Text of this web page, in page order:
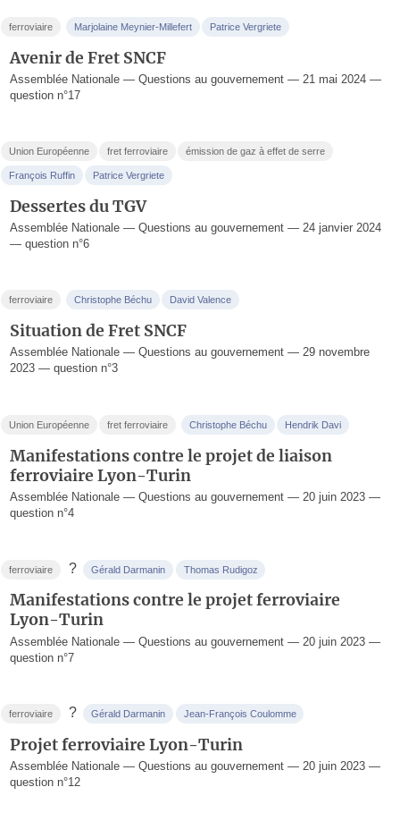
ferroviaire Marjolaine Meynier-Millefert Patrice Vergriete
Avenir de Fret SNCF
Assemblée Nationale — Questions au gouvernement — 21 mai 2024 —
question n°17
Union Européenne fret ferroviaire émission de gaz à effet de serre
François Ruffin Patrice Vergriete
Dessertes du TGV
Assemblée Nationale — Questions au gouvernement — 24 janvier 2024
— question n°6
ferroviaire Christophe Béchu David Valence
Situation de Fret SNCF
Assemblée Nationale — Questions au gouvernement — 29 novembre
2023 — question n°3
Union Européenne fret ferroviaire Christophe Béchu Hendrik Davi
Manifestations contre le projet de liaison
ferroviaire Lyon-Turin
Assemblée Nationale — Questions au gouvernement — 20 juin 2023 —
question n°4
ferroviaire ? Gérald Darmanin Thomas Rudigoz
Manifestations contre le projet ferroviaire
Lyon-Turin
Assemblée Nationale — Questions au gouvernement — 20 juin 2023 —
question n°7
ferroviaire ? Gérald Darmanin Jean-François Coulomme
Projet ferroviaire Lyon-Turin
Assemblée Nationale — Questions au gouvernement — 20 juin 2023 —
question n°12